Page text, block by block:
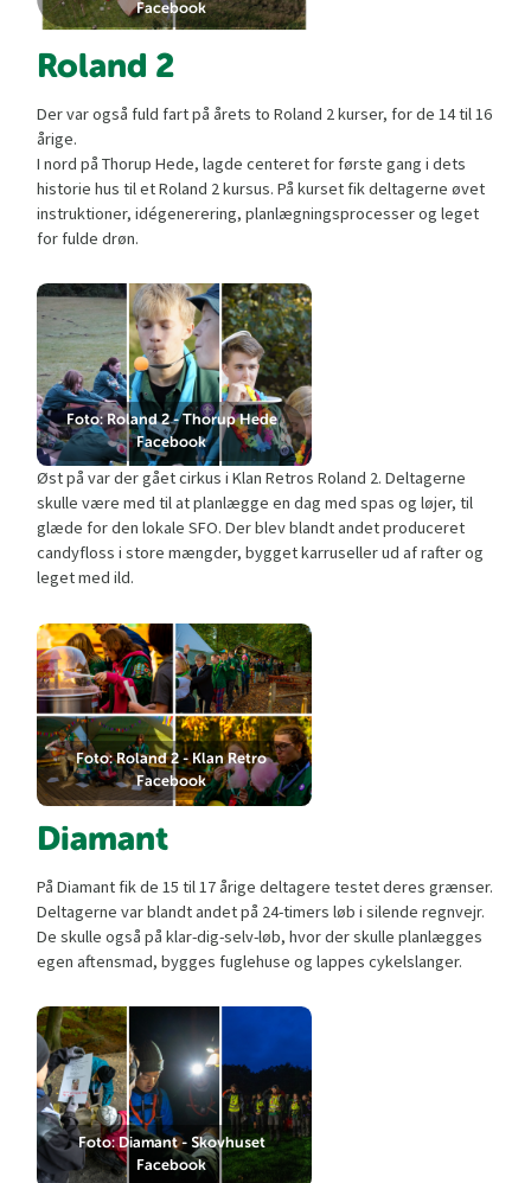
Facebook
Roland 2
Der var også fuld fart på årets to Roland 2 kurser, for de 14 til 16
årige.
I nord på Thorup Hede, lagde centeret for første gang i dets
historie hus til et Roland 2 kursus. På kurset fik deltagerne øvet
instruktioner, idégenerering, planlægningsprocesser og leget
for fulde drøn.
Foto: Roland 2 - Thorup Hede
Facebook
Øst på var der gået cirkus i Klan Retros Roland 2. Deltagerne
skulle være med til at planlægge en dag med spas og løjer, til
glæde for den lokale SFO. Der blev blandt andet produceret
candyfloss i store mængder, bygget karruseller ud af rafter og
leget med ild.
Foto: Roland 2 - Klan Retro
Facebook
Diamant
På Diamant fik de 15 til 17 årige deltagere testet deres grænser.
Deltagerne var blandt andet på 24-timers løb i silende regnvejr.
De skulle også på klar-dig-selv-løb, hvor der skulle planlægges
egen aftensmad, bygges fuglehuse og lappes cykelslanger.
Foto: Diamant - Skovhuset
Facebook